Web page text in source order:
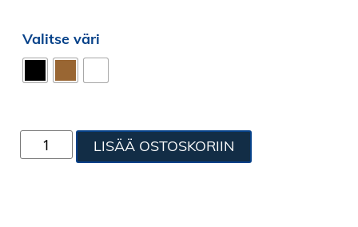
Valitse väri
LISÄÄ OSTOSKORIIN